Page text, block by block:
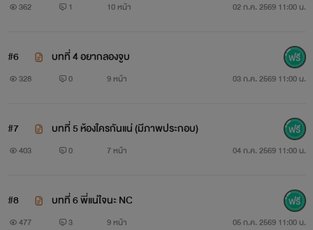
362 1 10 หน้า 02 ก.ค. 2569 11:00 น.
#6 บทที่ 4 อยากลองจูบ
328 0 9 หน้า 03 ก.ค. 2569 11:00 น.
#7 บทที่ 5 ห้องใครกันแน่ (มีภาพประกอบ)
403 0 7 หน้า 04 ก.ค. 2569 11:00 น.
#8 บทที่ 6 พี่แน่ใจนะ NC
477 3 9 หน้า 05 ก.ค. 2569 11:00 น.